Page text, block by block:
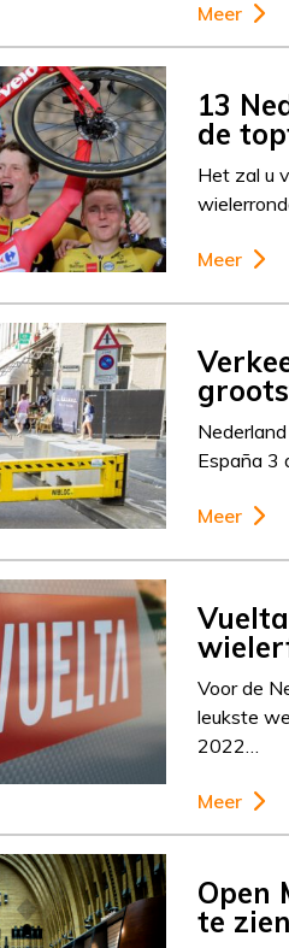
Meer
13
de
Het zal u
Meer
España 3
Meer
Voor de
leukste
2022…
Meer
Open
te